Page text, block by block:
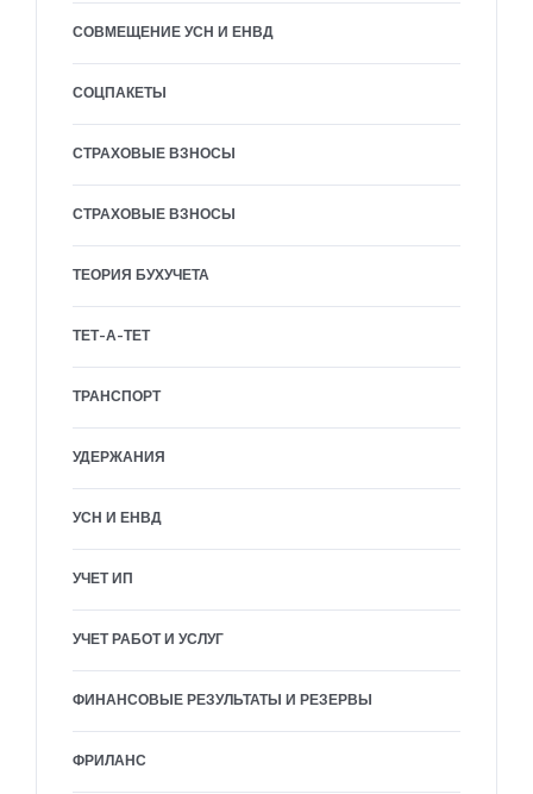
СОВМЕЩЕНИЕ УСН И ЕНВД
СОЦПАКЕТЫ
СТРАХОВЫЕ ВЗНОСЫ
СТРАХОВЫЕ ВЗНОСЫ
ТЕОРИЯ БУХУЧЕТА
ТЕТ-А-ТЕТ
ТРАНСПОРТ
УДЕРЖАНИЯ
УСН И ЕНВД
УЧЕТ ИП
УЧЕТ РАБОТ И УСЛУГ
ФИНАНСОВЫЕ РЕЗУЛЬТАТЫ И РЕЗЕРВЫ
ФРИЛАНС